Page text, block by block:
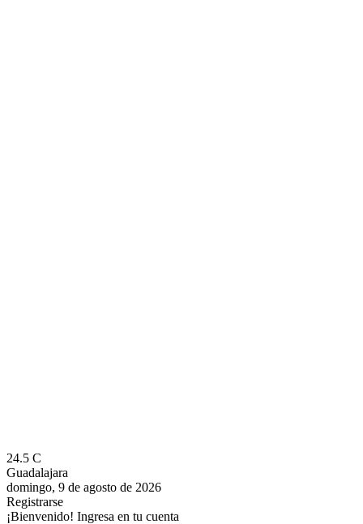
24.5 C
Guadalajara
domingo, 9 de agosto de 2026
Registrarse
¡Bienvenido! Ingresa en tu cuenta